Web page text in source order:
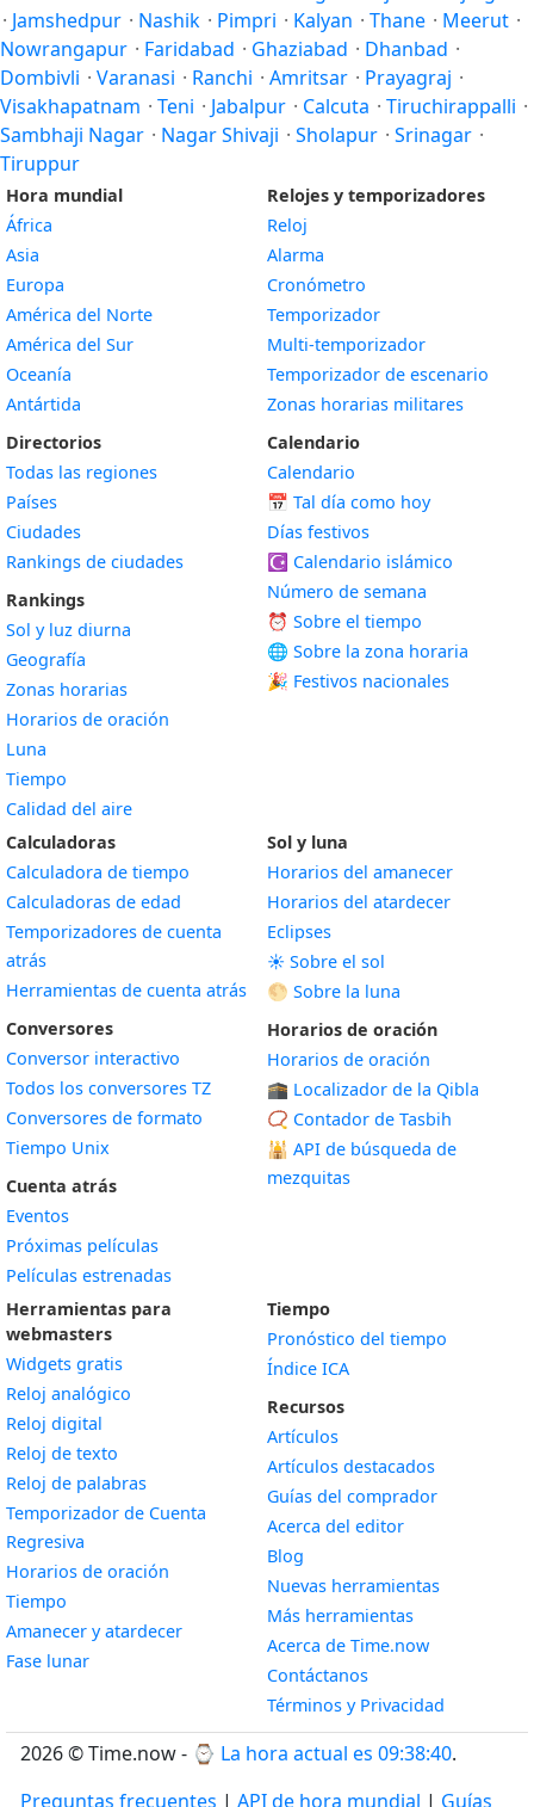
· Jamshedpur · Nashik · Pimpri · Kalyan · Thane · Meerut ·
Nowrangapur · Faridabad · Ghaziabad · Dhanbad ·
Dombivli · Varanasi · Ranchi · Amritsar · Prayagraj ·
Visakhapatnam · Teni · Jabalpur · Calcuta · Tiruchirappalli ·
Sambhaji Nagar · Nagar Shivaji · Sholapur · Srinagar ·
Tiruppur
Hora mundial
África
Asia
Europa
América del Norte
América del Sur
Oceanía
Antártida
Directorios
Todas las regiones
Países
Ciudades
Rankings de ciudades
Rankings
Sol y luz diurna
Geografía
Zonas horarias
Horarios de oración
Luna
Tiempo
Calidad del aire
Relojes y temporizadores
Reloj
Alarma
Cronómetro
Temporizador
Multi-temporizador
Temporizador de escenario
Zonas horarias militares
Calendario
Calendario
📅 Tal día como hoy
Días festivos
☪️ Calendario islámico
Número de semana
⏰ Sobre el tiempo
🌐 Sobre la zona horaria
🎉 Festivos nacionales
Calculadoras
Calculadora de tiempo
Calculadoras de edad
Temporizadores de cuenta
atrás
Herramientas de cuenta atrás
Conversores
Conversor interactivo
Todos los conversores TZ
Conversores de formato
Tiempo Unix
Cuenta atrás
Eventos
Próximas películas
Películas estrenadas
Sol y luna
Horarios del amanecer
Horarios del atardecer
Eclipses
☀️ Sobre el sol
🌕 Sobre la luna
Horarios de oración
Horarios de oración
🕋 Localizador de la Qibla
📿 Contador de Tasbih
🕌 API de búsqueda de
mezquitas
Herramientas para
webmasters
Widgets gratis
Reloj analógico
Reloj digital
Reloj de texto
Reloj de palabras
Temporizador de Cuenta
Regresiva
Horarios de oración
Tiempo
Amanecer y atardecerWidget
Fase lunarWidget
Tiempo
Pronóstico del tiempo
Índice ICA
Recursos
Artículos
Artículos destacados
Guías del comprador
Acerca del editor
Blog
Nuevas herramientas
Más herramientas
Acerca de Time.now
Contáctanos
Términos y Privacidad
2026 © Time.now - ⌚ La hora actual es 09:38:41.
Preguntas frecuentes | API de hora mundial | Guías